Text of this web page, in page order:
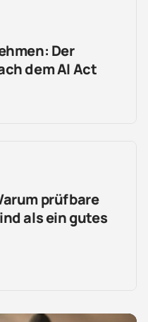
Der
dem AI Act
prüfbare
als ein gutes